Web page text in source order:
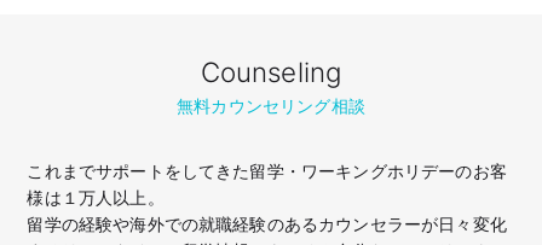
Counseling
無料カウンセリング相談
これまでサポートをしてきた留学・ワーキングホリデーのお客
様は１万人以上。
留学の経験や海外での就職経験のあるカウンセラーが日々変化